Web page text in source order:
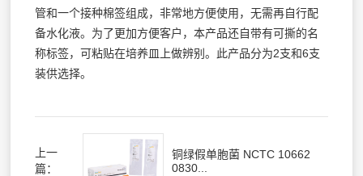
管和一个接种棉签组成，非常地方便使用，无需再自行配
备水化液。为了更加方便客户，本产品还自带有可撕的名
称标签，可粘贴在培养皿上做辨别。此产品分为2支和6支
装供选择。
上一
篇：
铜绿假单胞菌 NCTC 10662
0830...